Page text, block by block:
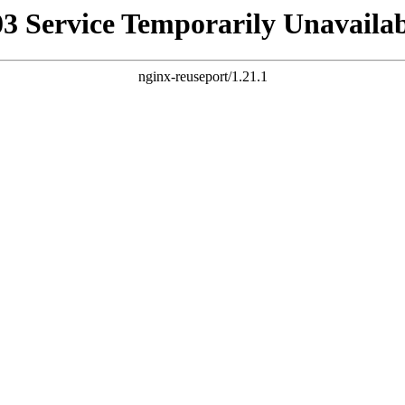
Service Temporarily
nginx-reuseport/1.21.1